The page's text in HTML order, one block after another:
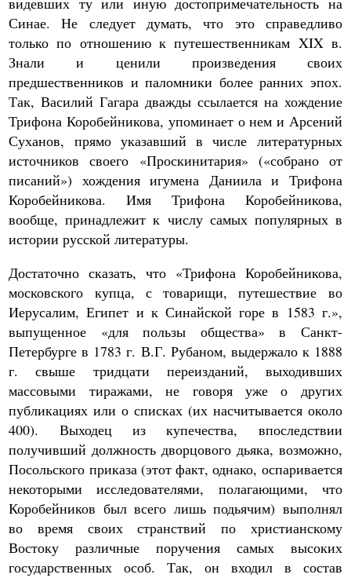
Синае. Не следует думать, что это справедливо
только по отношению к путешественникам XIX в.
Знали и ценили произведения своих
предшественников и паломники более ранних эпох.
Так, Василий Гагара дважды ссылается на хождение
Трифона Коробейникова, упоминает о нем и Арсений
Суханов, прямо указавший в числе литературных
источников своего «Проскинитария» («собрано от
писаний») хождения игумена Даниила и Трифона
Коробейникова. Имя Трифона Коробейникова,
вообще, принадлежит к числу самых популярных в
истории русской литературы.
Достаточно сказать, что «Трифона Коробейникова,
московского купца, с товарищи, путешествие во
Иерусалим, Египет и к Синайской горе в 1583 г.»,
выпущенное «для пользы общества» в Санкт-
Петербурге в 1783 г. В.Г. Рубаном, выдержало к 1888
г. свыше тридцати переизданий, выходивших
массовыми тиражами, не говоря уже о других
публикациях или о списках (их насчитывается около
400). Выходец из купечества, впоследствии
получивший должность дворцового дьяка, возможно,
Посольского приказа (этот факт, однако, оспаривается
некоторыми исследователями, полагающими, что
Коробейников был всего лишь подьячим) выполнял
во время своих странствий по христианскому
Востоку различные поручения самых высоких
государственных особ. Так, он входил в состав